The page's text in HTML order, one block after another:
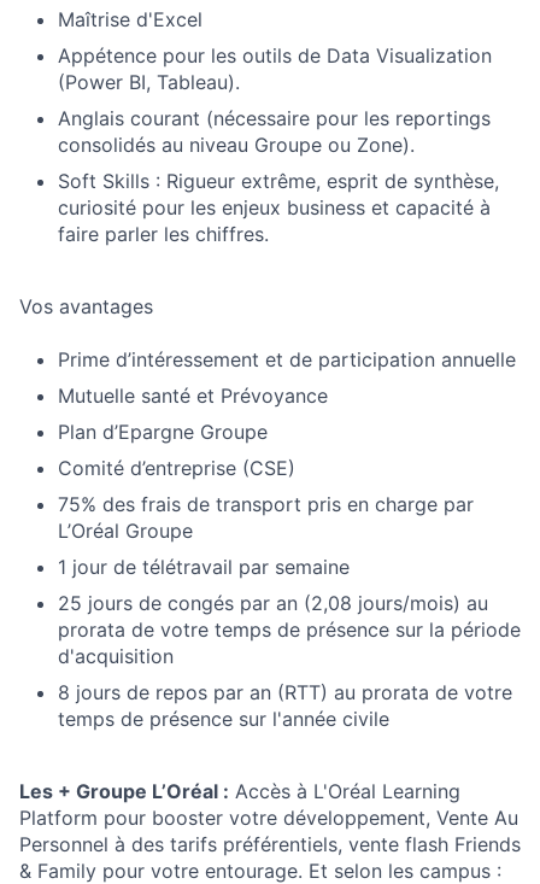
Maîtrise d'Excel
Appétence pour les outils de Data Visualization
(Power BI, Tableau).
Anglais courant (nécessaire pour les reportings
consolidés au niveau Groupe ou Zone).
Soft Skills : Rigueur extrême, esprit de synthèse,
curiosité pour les enjeux business et capacité à
faire parler les chiffres.
Vos avantages
Prime d’intéressement et de participation annuelle
Mutuelle santé et Prévoyance
Plan d’Epargne Groupe
Comité d’entreprise (CSE)
75% des frais de transport pris en charge par
L’Oréal Groupe
1 jour de télétravail par semaine
25 jours de congés par an (2,08 jours/mois) au
prorata de votre temps de présence sur la période
d'acquisition
8 jours de repos par an (RTT) au prorata de votre
temps de présence sur l'année civile
Les + Groupe L’Oréal : Accès à L'Oréal Learning
Platform pour booster votre développement, Vente Au
Personnel à des tarifs préférentiels, vente flash Friends
& Family pour votre entourage. Et selon les campus :